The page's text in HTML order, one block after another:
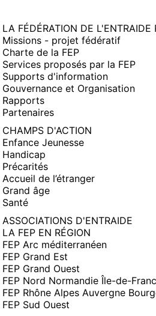
LA FÉDÉRATION DE L'ENTRAIDE
Missions - projet fédératif
Charte de la FEP
Services proposés par la FEP
Supports d'information
Gouvernance et Organisation
Rapports
Partenaires
CHAMPS D'ACTION
Enfance Jeunesse
Handicap
Précarités
Accueil de l’étranger
Grand âge
Santé
ASSOCIATIONS D'ENTRAIDE
LA FEP EN RÉGION
FEP Arc méditerranéen
FEP Grand Est
FEP Grand Ouest
FEP Nord Normandie Île-de-
FEP Rhône Alpes Auvergne
FEP Sud Ouest